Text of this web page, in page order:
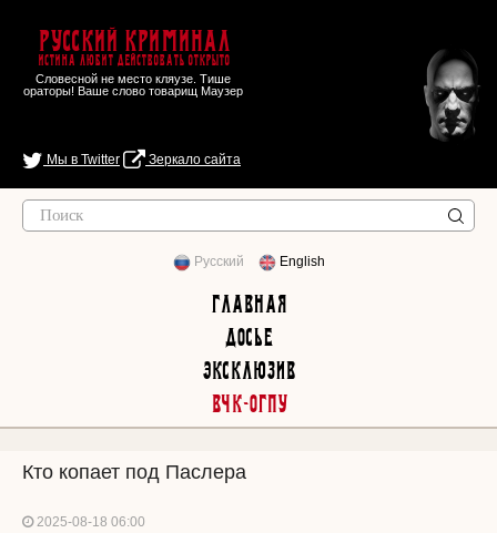
Русский Криминал
Истина любит действовать открыто
Словесной не место кляузе. Тише
ораторы! Ваше слово товарищ Маузер
Мы в Twitter Зеркало сайта
Русский English
Главная
Досье
Эксклюзив
ВЧК-ОГПУ
Кто копает под Паслера
2025-08-18 06:00